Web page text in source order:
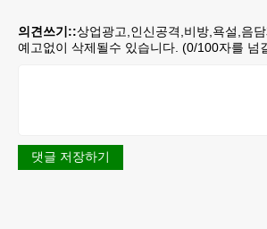
의견쓰기::상업광고,인신공격,비방,욕설,음
예고없이 삭제될수 있습니다. (0/100자를 넘
댓글 저장하기